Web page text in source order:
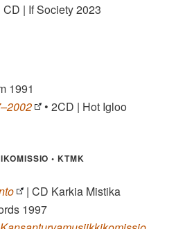
CD | If Society 2023
1991
• 2CD | Hot Igloo
• KTMK
| CD Karkia Mistika
1997